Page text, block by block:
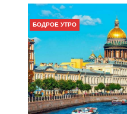
БОДРОЕ УТРО